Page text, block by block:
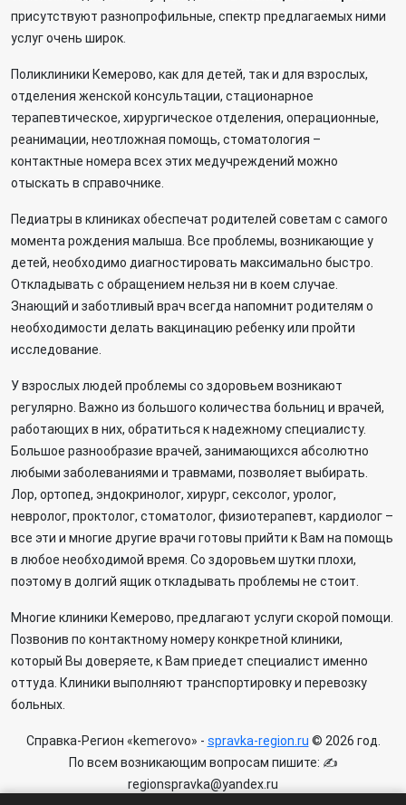
присутствуют разнопрофильные, спектр предлагаемых ними
услуг очень широк.
Поликлиники Кемерово, как для детей, так и для взрослых,
отделения женской консультации, стационарное
терапевтическое, хирургическое отделения, операционные,
реанимации, неотложная помощь, стоматология –
контактные номера всех этих медучреждений можно
отыскать в справочнике.
Педиатры в клиниках обеспечат родителей советам с самого
момента рождения малыша. Все проблемы, возникающие у
детей, необходимо диагностировать максимально быстро.
Откладывать с обращением нельзя ни в коем случае.
Знающий и заботливый врач всегда напомнит родителям о
необходимости делать вакцинацию ребенку или пройти
исследование.
У взрослых людей проблемы со здоровьем возникают
регулярно. Важно из большого количества больниц и врачей,
работающих в них, обратиться к надежному специалисту.
Большое разнообразие врачей, занимающихся абсолютно
любыми заболеваниями и травмами, позволяет выбирать.
Лор, ортопед, эндокринолог, хирург, сексолог, уролог,
невролог, проктолог, стоматолог, физиотерапевт, кардиолог –
все эти и многие другие врачи готовы прийти к Вам на помощь
в любое необходимой время. Со здоровьем шутки плохи,
поэтому в долгий ящик откладывать проблемы не стоит.
Многие клиники Кемерово, предлагают услуги скорой помощи.
Позвонив по контактному номеру конкретной клиники,
который Вы доверяете, к Вам приедет специалист именно
оттуда. Клиники выполняют транспортировку и перевозку
больных.
Справка-Регион «kemerovo» - spravka-region.ru © 2026 год.
По всем возникающим вопросам пишите: ✍
regionspravka@yandex.ru